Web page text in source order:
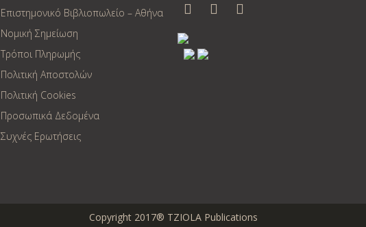
Επιστημονικό Βιβλιοπωλείο – Αθήνα
Νομική Σημείωση
Τρόποι Πληρωμής
Πολιτική Αποστολών
Πολιτική Cookies
Προσωπικά Δεδομένα
Συχνές Ερωτήσεις
Copyright 2017® TZIOLA Publications